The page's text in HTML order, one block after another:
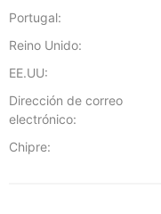
Portugal:
Reino Unido:
EE.UU:
Dirección de correo
electrónico:
Chipre: